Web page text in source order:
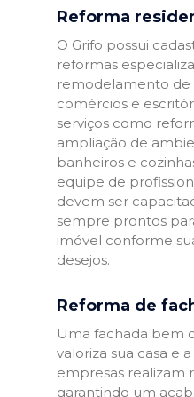
Reforma
O Grifo possui
reformas
remodelamento de
comércios e
serviços como
ampliação de
banheiros e
equipe de
devem ser
sempre prontos
imóvel conforme
desejos.
Reforma de
Uma fachada bem
valoriza sua casa e
empresas realizam
garantindo um